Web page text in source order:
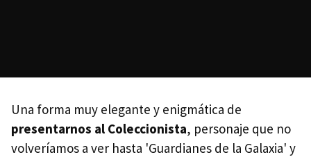
Una forma muy elegante y enigmática de
presentarnos al Coleccionista, personaje que no
volveríamos a ver hasta 'Guardianes de la Galaxia' y